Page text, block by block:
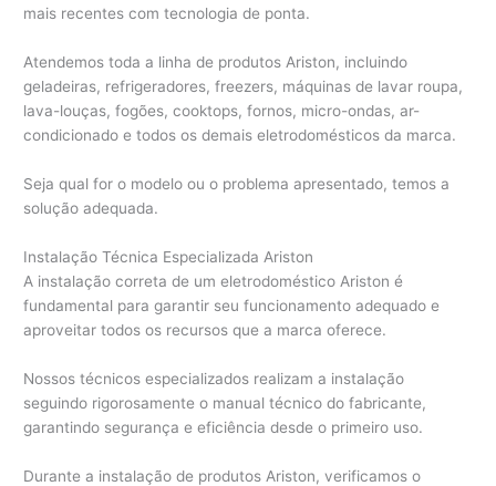
mais recentes com tecnologia de ponta.
Atendemos toda a linha de produtos Ariston, incluindo
geladeiras, refrigeradores, freezers, máquinas de lavar roupa,
lava-louças, fogões, cooktops, fornos, micro-ondas, ar-
condicionado e todos os demais eletrodomésticos da marca.
Seja qual for o modelo ou o problema apresentado, temos a
solução adequada.
Instalação Técnica Especializada Ariston
A instalação correta de um eletrodoméstico Ariston é
fundamental para garantir seu funcionamento adequado e
aproveitar todos os recursos que a marca oferece.
Nossos técnicos especializados realizam a instalação
seguindo rigorosamente o manual técnico do fabricante,
garantindo segurança e eficiência desde o primeiro uso.
Durante a instalação de produtos Ariston, verificamos o